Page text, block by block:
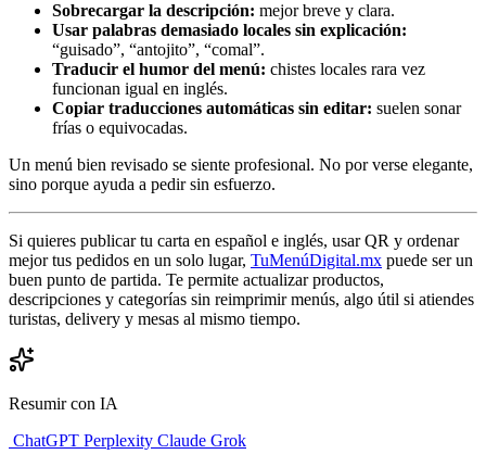
Sobrecargar la descripción: mejor breve y clara.
Usar palabras demasiado locales sin explicación:
“guisado”, “antojito”, “comal”.
Traducir el humor del menú: chistes locales rara vez
funcionan igual en inglés.
Copiar traducciones automáticas sin editar: suelen sonar
frías o equivocadas.
Un menú bien revisado se siente profesional. No por verse elegante,
sino porque ayuda a pedir sin esfuerzo.
Si quieres publicar tu carta en español e inglés, usar QR y ordenar
mejor tus pedidos en un solo lugar, TuMenúDigital.mx puede ser un
buen punto de partida. Te permite actualizar productos,
descripciones y categorías sin reimprimir menús, algo útil si atiendes
turistas, delivery y mesas al mismo tiempo.
Resumir con IA
ChatGPT Perplexity Claude Grok